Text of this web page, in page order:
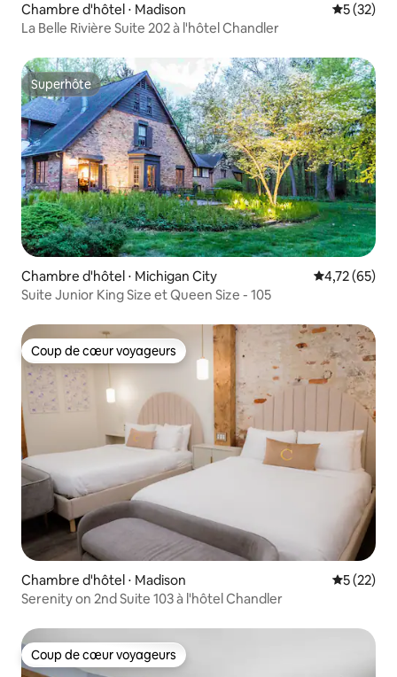
Chambre d'hôtel ⋅ Madison
5 (32)
La Belle Rivière Suite 202 à l'hôtel Chandler
Superhôte
Superhôte
Chambre d'hôtel ⋅ Michigan City Évaluation
4,72 (65)
Suite Junior King Size et Queen Size - 105
Coup de cœur voyageurs
Coup de cœur voyageurs
Chambre d'hôtel ⋅ Madison
5 (22)
Serenity on 2nd Suite 103 à l'hôtel Chandler
Coup de cœur voyageurs
Coup de cœur voyageurs